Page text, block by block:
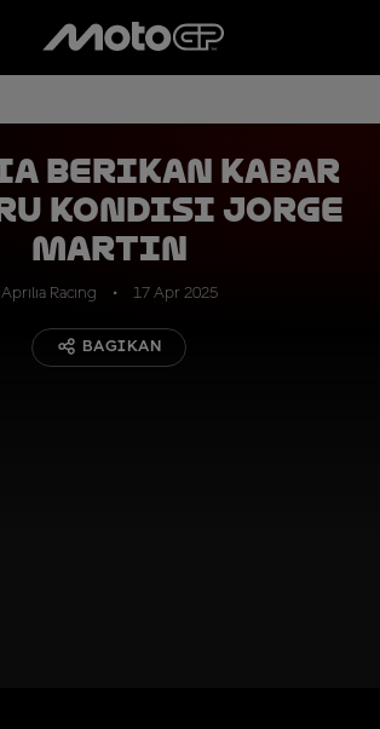
Berikan Kabar
Kondisi Jorge
Martin
Aprilia Racing 17 Apr 2025
BAGIKAN